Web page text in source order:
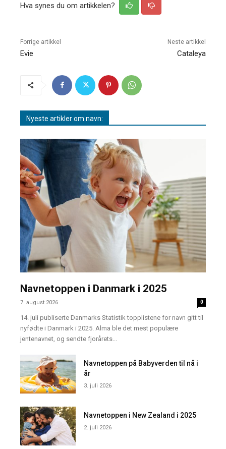
Hva synes du om artikkelen?
Forrige artikkel
Evie
Neste artikkel
Cataleya
Nyeste artikler om navn:
Navnetoppen i Danmark i 2025
7. august 2026 0
14. juli publiserte Danmarks Statistik topplistene for navn gitt til
nyfødte i Danmark i 2025. Alma ble det mest populære
jentenavnet, og sendte fjorårets...
Navnetoppen på Babyverden til nå i
år
3. juli 2026
Navnetoppen i New Zealand i 2025
2. juli 2026